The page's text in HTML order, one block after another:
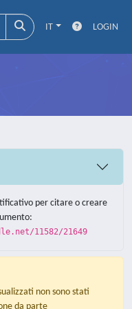
IT LOGIN
per citare o creare
11582/21649
non sono stati
da parte